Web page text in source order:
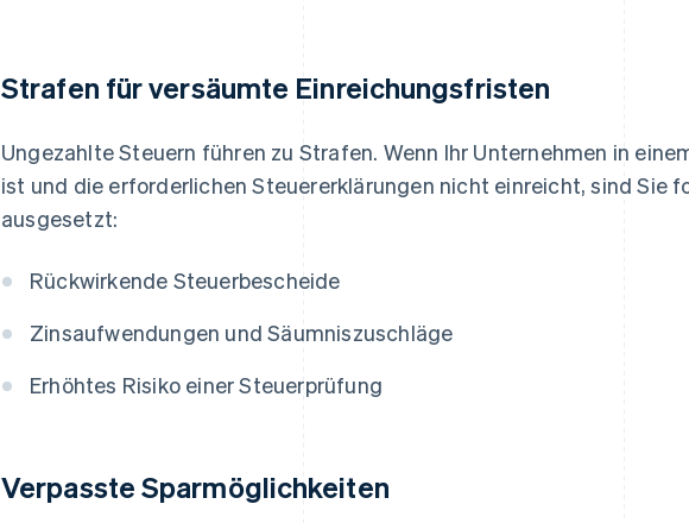
Strafen für versäumte Einreichungsfristen
Ungezahlte Steuern führen zu Strafen. Wenn Ihr Unternehmen in
ist und die erforderlichen Steuererklärungen nicht einreicht, sind Sie
ausgesetzt:
Rückwirkende Steuerbescheide
Zinsaufwendungen und Säumniszuschläge
Erhöhtes Risiko einer Steuerprüfung
Verpasste Sparmöglichkeiten